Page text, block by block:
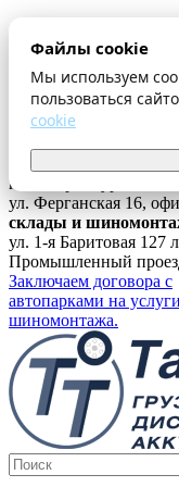
Файлы cookie
Мы используем
пользоваться
cookie
Оплата и
Шиномонтаж
Контакты
...
г. Екатеринбург
ул. Ферганская 16,
склады и
ул. 1-я Баритовая 127
Промышленный
Заключаем договора с
автопарками на услуги
шиномонтажа.